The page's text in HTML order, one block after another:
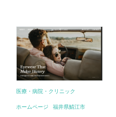
医療・病院・クリニック
ホームページ 福井県鯖江市